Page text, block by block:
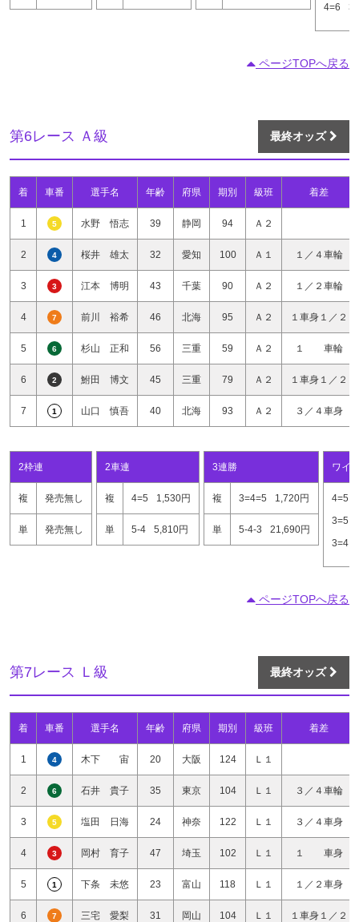
4=6
ページTOPへ戻る
第6レース Ａ級 最終オッズ
着 車番 選手名 年齢 府県 期別 級班 着差
1 5 水野 悟志 39 静岡 94 Ａ２
2 4 桜井 雄太 32 愛知 100 Ａ１ １／４車輪
3 3 江本 博明 43 千葉 90 Ａ２ １／２車輪
4 7 前川 裕希 46 北海 95 Ａ２ １車身１／２
5 6 杉山 正和 56 三重 59 Ａ２ １ 車輪
6 2 鮒田 博文 45 三重 79 Ａ２ １車身１／２
7 1 山口 慎吾 40 北海 93 Ａ２ ３／４車身
2枠連
複 発売無し
単 発売無し
2車連
複 4=5 1,530円
単 5-4 5,810円
3連勝
複 3=4=5 1,720円
単 5-4-3 21,690円
ワイ
4=5
3=5
3=4
ページTOPへ戻る
第7レース Ｌ級 最終オッズ
着 車番 選手名 年齢 府県 期別 級班 着差
1 4 木下 宙 20 大阪 124 Ｌ１
2 6 石井 貴子 35 東京 104 Ｌ１ ３／４車輪
3 5 塩田 日海 24 神奈 122 Ｌ１ ３／４車身
4 3 岡村 育子 47 埼玉 102 Ｌ１ １ 車身
5 1 下条 未悠 23 富山 118 Ｌ１ １／２車身
6 7 三宅 愛梨 31 岡山 104 Ｌ１ １車身１／２